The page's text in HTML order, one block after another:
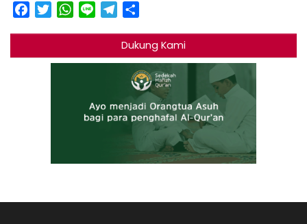
Facebook
TwitterWhatsApp
Line Telegram
Dukung Kami